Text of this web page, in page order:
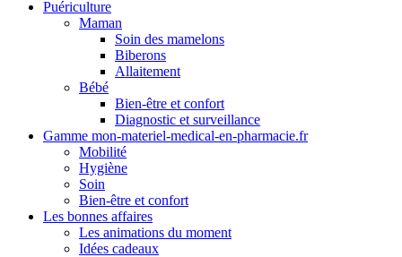
Puériculture
Maman
Soin des mamelons
Biberons
Allaitement
Bébé
Bien-être et confort
Diagnostic et surveillance
Gamme mon-materiel-medical-en-pharmacie.fr
Mobilité
Hygiène
Soin
Bien-être et confort
Les bonnes affaires
Les animations du moment
Idées cadeaux